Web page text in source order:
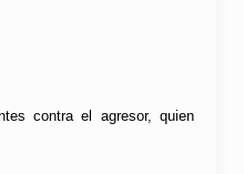
contra el agresor, quien